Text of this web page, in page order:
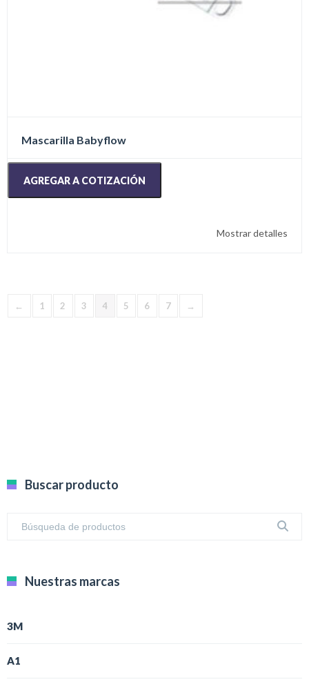
Mascarilla Babyflow
AGREGAR A COTIZACIÓN
Mostrar detalles
← 1 2 3 4 5 6 7 →
Buscar producto
Nuestras marcas
3M
A1